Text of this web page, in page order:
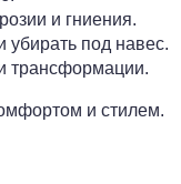
и гниения.
убирать под навес.
трансформации.
и стилем.